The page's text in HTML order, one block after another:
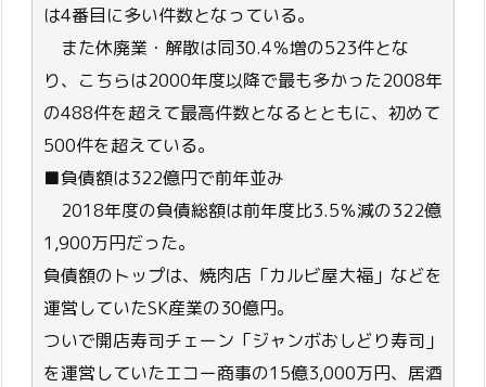
は4番目に多い件数となっている。
また休廃業・解散は同30.4％増の523件とな
り、こちらは2000年度以降で最も多かった2008年
の488件を超えて最高件数となるとともに、初めて
500件を超えている。
■負債額は322億円で前年並み
2018年度の負債総額は前年度比3.5％減の322億
1,900万円だった。
負債額のトップは、焼肉店「カルビ屋大福」などを
運営していたSK産業の30億円。
ついで開店寿司チェーン「ジャンボおしどり寿司」
を運営していたエコー商事の15億3,000万円、居酒